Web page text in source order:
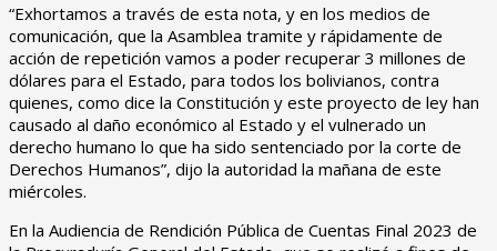
“Exhortamos a través de esta nota, y en los medios de
comunicación, que la Asamblea tramite y rápidamente de
acción de repetición vamos a poder recuperar 3 millones de
dólares para el Estado, para todos los bolivianos, contra
quienes, como dice la Constitución y este proyecto de ley han
causado al daño económico al Estado y el vulnerado un
derecho humano lo que ha sido sentenciado por la corte de
Derechos Humanos”, dijo la autoridad la mañana de este
miércoles.
En la Audiencia de Rendición Pública de Cuentas Final 2023 de